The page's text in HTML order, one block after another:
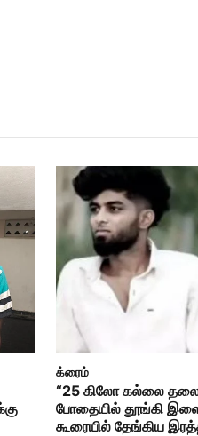
க்ரைம்
“25 கிலோ கல்லை
போதையில் தூங்கி
கூரையில் தேங்கிய